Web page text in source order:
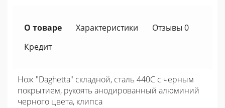
О товаре Характеристики
Отзывы 0
Кредит
Нож "Daghetta" складной, сталь 440C с черным
покрытием, рукоять анодированный алюминий
черного цвета, клипса